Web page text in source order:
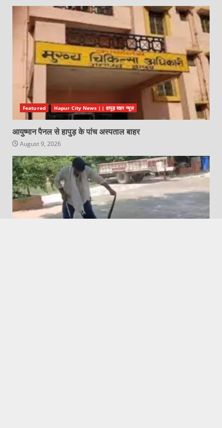
Featured Hapur City News || हापुड़ शहर न्यूज़
आयुष्मान पैनल से हापुड़ के पांच अस्पताल बाहर
August 9, 2026